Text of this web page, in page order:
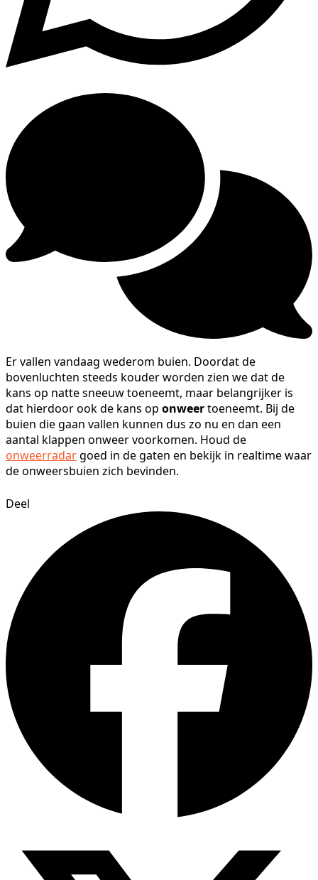
Er vallen vandaag wederom buien. Doordat de
bovenluchten steeds kouder worden zien we dat de
kans op natte sneeuw toeneemt, maar belangrijker is
dat hierdoor ook de kans op onweertoeneemt. Bij de
buien die gaan vallen kunnen dus zo nu en dan een
aantal klappen onweer voorkomen. Houd de
onweerradargoed in de gaten en bekijk in realtime waar
de onweersbuien zich bevinden.
Deel